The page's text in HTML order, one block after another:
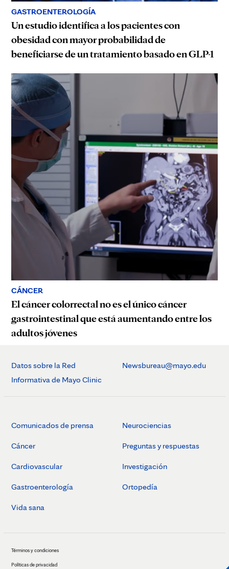
GASTROENTEROLOGÍA
Un estudio identifica a los pacientes con
obesidad con mayor probabilidad de
beneficiarse de un tratamiento basado en GLP-1
CÁNCER
El cáncer colorrectal no es el único cáncer
gastrointestinal que está aumentando entre los
adultos jóvenes
Datos sobre la Red
Informativa de Mayo Clinic
Newsbureau@mayo.edu
Comunicados de prensa
Cáncer
Cardiovascular
Gastroenterología
Vida sana
Neurociencias
Preguntas y respuestas
Investigación
Ortopedía
Términos y condiciones
Políticas de privacidad